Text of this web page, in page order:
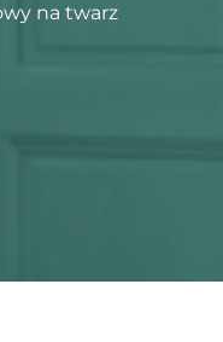
na twarz